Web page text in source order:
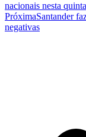
nacionais nesta
PróximaSantander
negativas